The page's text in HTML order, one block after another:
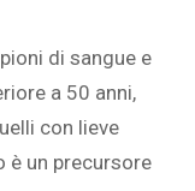
di sangue e
a 50 anni,
con lieve
è un precursore